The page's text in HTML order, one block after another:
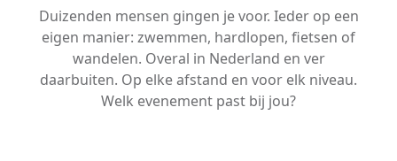
Duizenden mensen gingen je voor. Ieder op een
eigen manier: zwemmen, hardlopen, fietsen of
wandelen. Overal in Nederland en ver
daarbuiten. Op elke afstand en voor elk niveau.
Welk evenement past bij jou?